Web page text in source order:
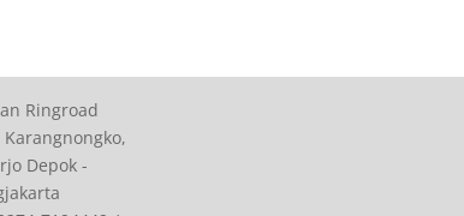
Ringroad
Karangnongko,
Depok -